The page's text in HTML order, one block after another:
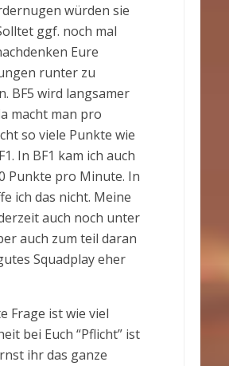
würden sie
ggf. noch mal
Eure
runter zu
BF5 wird langsamer
macht man pro
so viele Punkte wie
In BF1 kam ich auch
Punkte pro Minute. In
ich das nicht. Meine
auch noch unter
auch zum teil daran
Squadplay eher
Frage ist wie viel
bei Euch “Pflicht” ist
ihr das ganze